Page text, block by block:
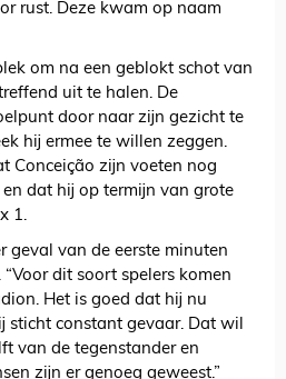
rust. Deze kwam op naam
om na een geblokt schot van
uit te halen. De
door naar zijn gezicht te
hij ermee te willen zeggen.
Conceição zijn voeten nog
dat hij op termijn van grote
1.
geval van de eerste minuten
dit soort spelers komen
Het is goed dat hij nu
sticht constant gevaar. Dat wil
van de tegenstander en
zijn er genoeg geweest.”